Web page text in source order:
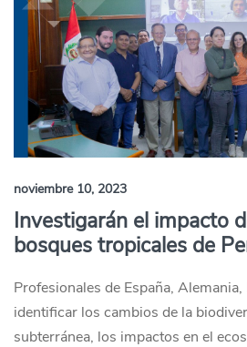
noviembre 10, 2023
Investigarán el impacto
bosques tropicales de
Profesionales de España,
identificar los cambios de la
subterránea, los impactos en el